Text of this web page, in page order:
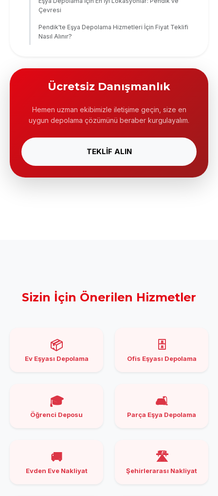
Çevresi
Pendik'te Eşya Depolama Hizmetleri İçin Fiyat Teklifi
Nasıl Alınır?
Ücretsiz Danışmanlık
Hemen uzman ekibimizle iletişime geçin, size en
uygun depolama çözümünü beraber kurgulayalım.
TEKLİF ALIN
Sizin İçin Önerilen Hizmetler
📦
Ev Eşyası Depolama
🗄️
Ofis Eşyası Depolama
🎓
Öğrenci Deposu
🛋️
Parça Eşya Depolama
🚚
Evden Eve Nakliyat
🛣️
Şehirlerarası Nakliyat